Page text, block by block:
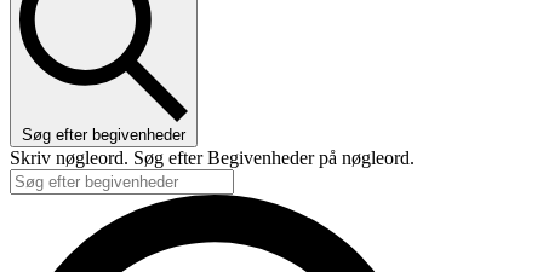
Søg efter begivenheder
Skriv nøgleord. Søg efter Begivenheder på nøgleord.